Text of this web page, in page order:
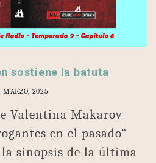
sostiene la batuta
MARZO, 2025
Valentina Makarov
en el pasado”
sinopsis de la última